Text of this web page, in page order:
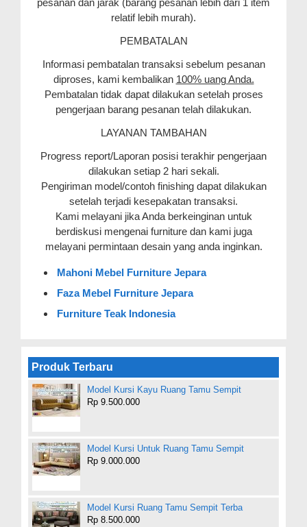
pesanan dan jarak (barang pesanan lebih dari 1 item
relatif lebih murah).
PEMBATALAN
Informasi pembatalan transaksi sebelum pesanan
diproses, kami kembalikan 100% uang Anda.
Pembatalan tidak dapat dilakukan setelah proses
pengerjaan barang pesanan telah dilakukan.
LAYANAN TAMBAHAN
Progress report/Laporan posisi terakhir pengerjaan
dilakukan setiap 2 hari sekali.
Pengiriman model/contoh finishing dapat dilakukan
setelah terjadi kesepakatan transaksi.
Kami melayani jika Anda berkeinginan untuk
berdiskusi mengenai furniture dan kami juga
melayani permintaan desain yang anda inginkan.
Mahoni Mebel Furniture Jepara
Faza Mebel Furniture Jepara
Furniture Teak Indonesia
Produk Terbaru
Model Kursi Kayu Ruang Tamu Sempit
Rp 9.500.000
Model Kursi Untuk Ruang Tamu Sempit
Rp 9.000.000
Model Kursi Ruang Tamu Sempit Terba
Rp 8.500.000